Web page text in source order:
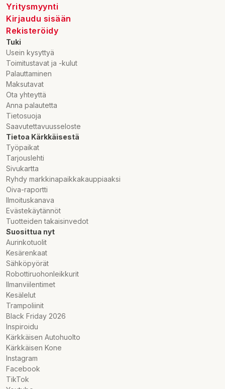
Yritysmyynti
Kirjaudu sisään
Rekisteröidy
Tuki
Usein kysyttyä
Toimitustavat ja -kulut
Palauttaminen
Maksutavat
Ota yhteyttä
Anna palautetta
Tietosuoja
Saavutettavuusseloste
Tietoa Kärkkäisestä
Työpaikat
Tarjouslehti
Sivukartta
Ryhdy markkinapaikkakauppiaaksi
Oiva-raportti
Ilmoituskanava
Evästekäytännöt
Tuotteiden takaisinvedot
Suosittua nyt
Aurinkotuolit
Kesärenkaat
Sähköpyörät
Robottiruohonleikkurit
Ilmanviilentimet
Kesälelut
Trampoliinit
Black Friday 2026
Inspiroidu
Kärkkäisen Autohuolto
Kärkkäisen Kone
Instagram
Facebook
TikTok